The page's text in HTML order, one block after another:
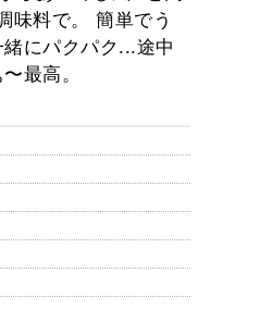
味料で。 簡単でう
にパクパク...途中
最高。